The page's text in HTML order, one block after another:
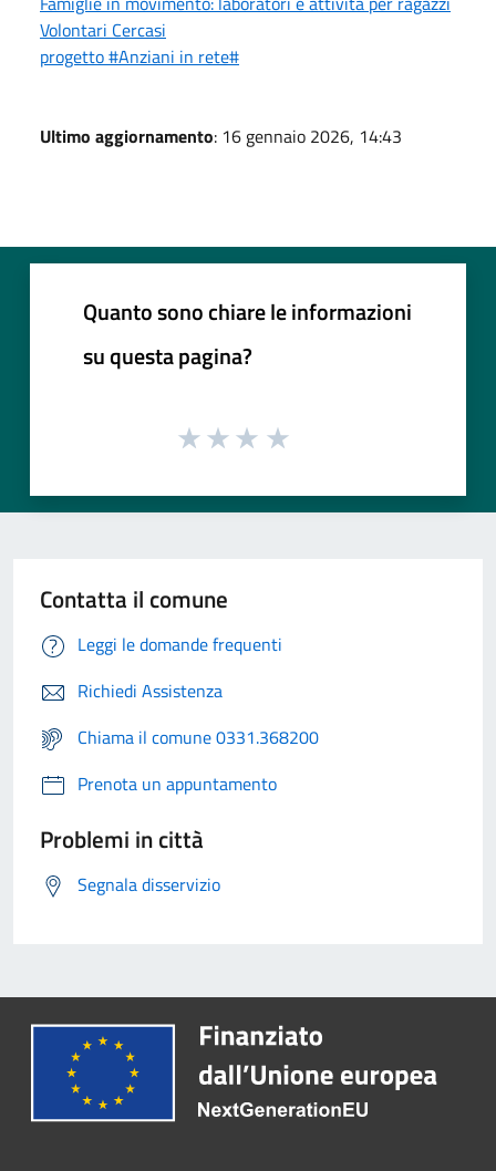
Volontari Cercasi
progetto #Anziani in rete#
Ultimo aggiornamento: 16 gennaio 2026, 14:43
Quanto sono chiare le informazioni
su questa pagina?
Contatta il comune
Leggi le domande frequenti
Richiedi Assistenza
Chiama il comune 0331.368200
Prenota un appuntamento
Problemi in città
Segnala disservizio